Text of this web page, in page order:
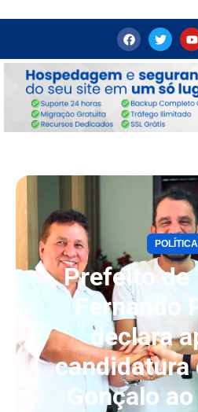
POLÍTICA
Prefeito de
Fernando
declara
candidatura
Gonçalo